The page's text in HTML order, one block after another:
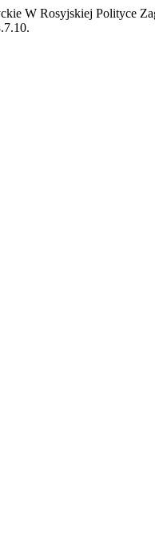
W Rosyjskiej Polityce